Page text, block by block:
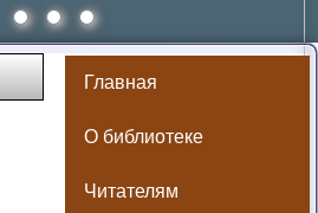
Главная
О библиотеке
Читателям